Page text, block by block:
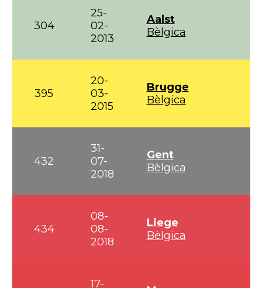
304
25-
02-
2013
Aalst
Bèlgica
395
20-
03-
2015
Brugge
Bèlgica
432
31-
07-
2018
Gent
Bèlgica
434
08-
08-
2018
Liege
Bèlgica
17-